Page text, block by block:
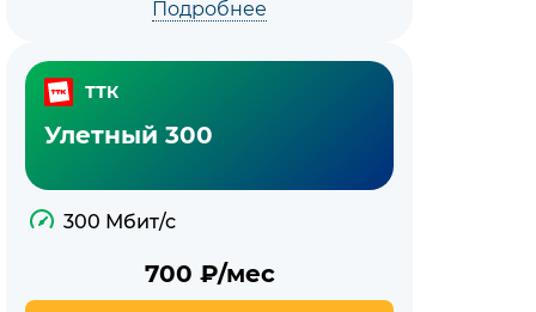
Подробнее
ТТК
Улетный 300
300 Мбит/с
700 ₽/мес